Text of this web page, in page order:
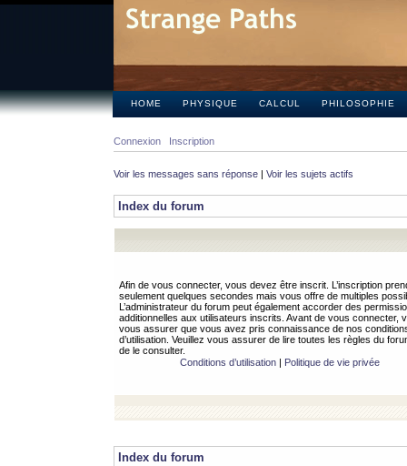
HOME PHYSIQUE CALCUL PHILOSOPHIE
Connexion Inscription
Voir les messages sans réponse | Voir les sujets actifs
Index du forum
Afin de vous connecter, vous devez être inscrit. L’inscription
seulement quelques secondes mais vous offre de multiples
L’administrateur du forum peut également accorder des
additionnelles aux utilisateurs inscrits. Avant de vous connecter,
vous assurer que vous avez pris connaissance de nos
d’utilisation. Veuillez vous assurer de lire toutes les règles du
de le consulter.
Conditions d’utilisation| Politique de vie privée
Index du forum